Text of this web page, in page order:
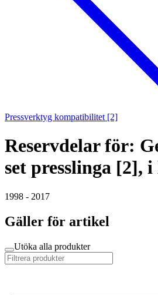
Pressverktyg kompatibilitet [2]
Reservdelar för:
set presslinga [2],
1998 - 2017
Gäller för artikel
Utöka alla produkter